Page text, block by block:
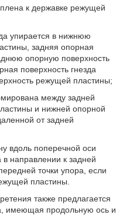
к державке режущей
упирается в нижнюю
задняя опорная
опорную поверхность
поверхность гнезда
режущей пластины;
между задней
и нижней опорной
от задней
вдоль поперечной оси
направлении к задней
точки упора, если
пластины.
также предлагается
имеющая продольную ось и